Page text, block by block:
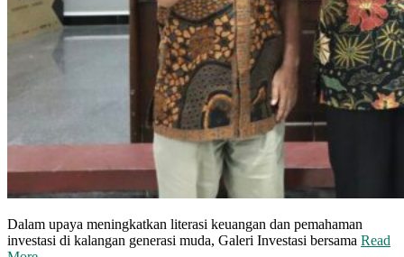
Dalam upaya meningkatkan literasi keuangan dan pemahaman
investasi di kalangan generasi muda, Galeri Investasi bersama Read